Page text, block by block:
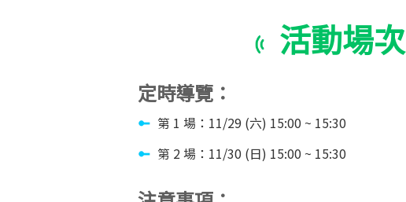
活動場次
定時導覽：
第 1 場：11/29 (六) 15:00 ~ 15:30
第 2 場：11/30 (日) 15:00 ~ 15:30